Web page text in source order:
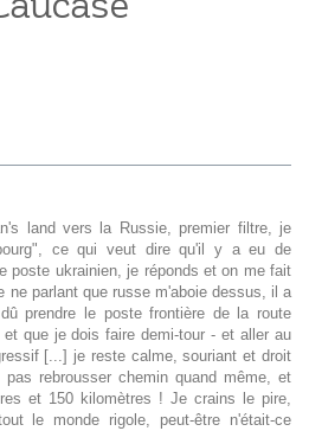
land vers la Russie, premier filtre, je
ce qui veut dire qu'il y a eu de
poste ukrainien, je réponds et on me fait
ne parlant que russe m'aboie dessus, il a
prendre le poste frontière de la route
que je dois faire demi-tour - et aller au
[...] je reste calme, souriant et droit
rebrousser chemin quand même, et
et 150 kilomètres ! Je crains le pire,
le monde rigole, peut-être n'était-ce